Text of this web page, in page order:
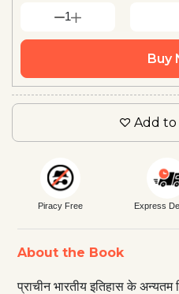
1
Buy
Add to
Piracy Free Express
About the Book
प्राचीन भारतीय इतिहास के अन्यतम